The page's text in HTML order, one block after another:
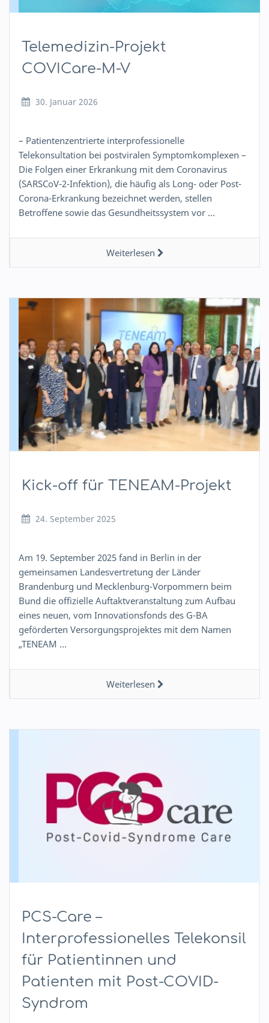
Telemedizin-Projekt
COVICare-M-V
30. Januar 2026
– Patientenzentrierte interprofessionelle
Telekonsultation bei postviralen Symptomkomplexen –
Die Folgen einer Erkrankung mit dem Coronavirus
(SARSCoV-2-Infektion), die häufig als Long- oder Post-
Corona-Erkrankung bezeichnet werden, stellen
Betroffene sowie das Gesundheitssystem vor …
Weiterlesen
Kick-off für TENEAM-Projekt
24. September 2025
Am 19. September 2025 fand in Berlin in der
gemeinsamen Landesvertretung der Länder
Brandenburg und Mecklenburg-Vorpommern beim
Bund die offizielle Auftaktveranstaltung zum Aufbau
eines neuen, vom Innovationsfonds des G-BA
geförderten Versorgungsprojektes mit dem Namen
„TENEAM …
Weiterlesen
PCS-Care –
Interprofessionelles Telekonsil
für Patientinnen und
Patienten mit Post-COVID-
Syndrom